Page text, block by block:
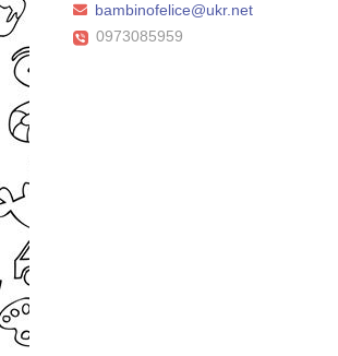
bambinofelice@ukr.net
0973085959